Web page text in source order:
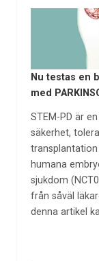
Nu testas en
med
STEM-PD är
säkerhet,
humana
sjukdom
från såväl
denna artikel